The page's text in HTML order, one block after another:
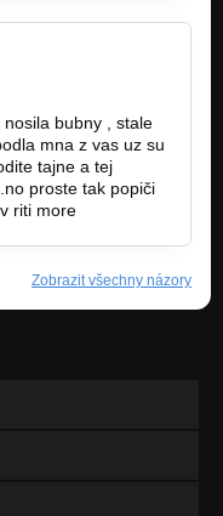
bubny , stale
mna z vas uz su
tajne a tej
proste tak popiči
riti more
Zobrazit všechny názory